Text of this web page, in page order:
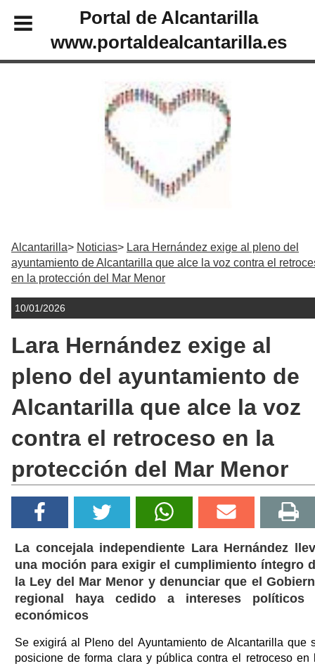
Portal de Alcantarilla
www.portaldealcantarilla.es
Alcantarilla Noticias
Lara Hernández exige al pleno del
ayuntamiento de Alcantarilla que alce la voz contra el
en la protección del Mar Menor
10/01/2026
Lara Hernández exige al
pleno del ayuntamiento de
Alcantarilla que alce la voz
contra el retroceso en la
protección del Mar Menor
La concejala independiente Lara Hernández
una moción para exigir el cumplimiento íntegro
la Ley del Mar Menor y denunciar que el
regional haya cedido a intereses políticos
económicos
Se exigirá al Pleno del Ayuntamiento de Alcantarilla que
posicione de forma clara y pública contra el retroceso en